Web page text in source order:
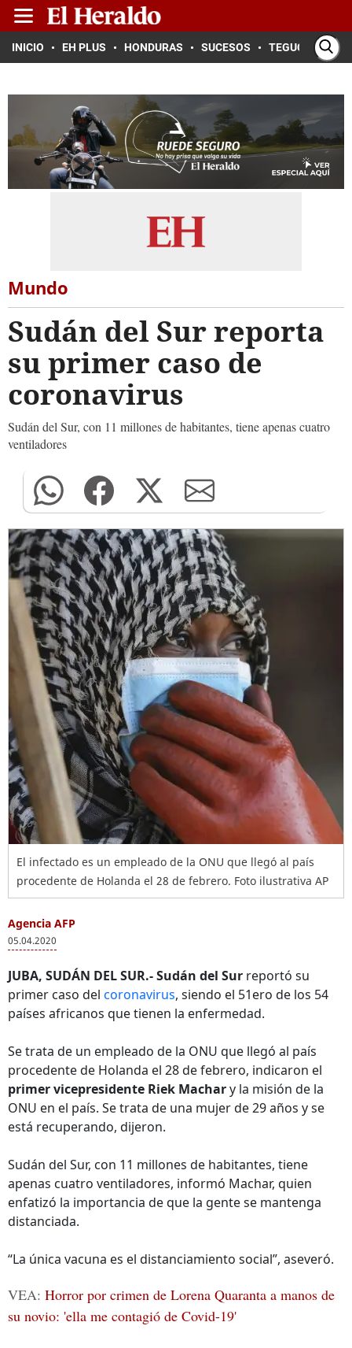
INICIO EH PLUS HONDURAS SUCESOS TEGUCIGALPA
Mundo
Sudán del Sur reporta
su primer caso de
coronavirus
Sudán del Sur, con 11 millones de habitantes, tiene apenas cuatro
ventiladores
El infectado es un empleado de la ONU que llegó al país
procedente de Holanda el 28 de febrero. Foto ilustrativa AP
Agencia AFP
05.04.2020
JUBA, SUDÁN DEL SUR.-Sudán del Sur reportó su
primer caso del coronavirus, siendo el 51ero de los 54
países africanos que tienen la enfermedad.
Se trata de un empleado de la ONU que llegó al país
procedente de Holanda el 28 de febrero, indicaron el
primer vicepresidente Riek Machary la misión de la
ONU en el país. Se trata de una mujer de 29 años y se
está recuperando, dijeron.
Sudán del Sur, con 11 millones de habitantes, tiene
apenas cuatro ventiladores, informó Machar, quien
enfatizó la importancia de que la gente se mantenga
distanciada.
“La única vacuna es el distanciamiento social”, aseveró.
VEA: Horror por crimen de Lorena Quaranta a manos de
su novio: 'ella me contagió de Covid-19'